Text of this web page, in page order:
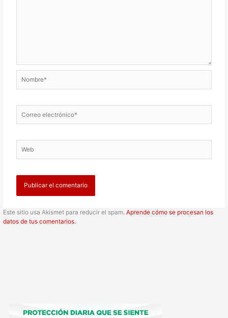
electrónico*
Este sitio usa Akismet para reducir el spam.Aprende cómo se procesan los
datos de tus comentarios.